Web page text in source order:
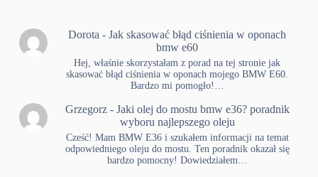
Dorota -Jak skasować błąd ciśnienia w oponach
bmw e60
Hej, właśnie skorzystałam z porad na tej stronie jak
skasować błąd ciśnienia w oponach mojego BMW E60.
Bardzo mi pomogło!…
Grzegorz- Jaki olej do mostu bmw e36? poradnik
wyboru najlepszego oleju
Cześć! Mam BMW E36 i szukałem informacji na temat
odpowiedniego oleju do mostu. Ten poradnik okazał się
bardzo pomocny! Dowiedziałem…